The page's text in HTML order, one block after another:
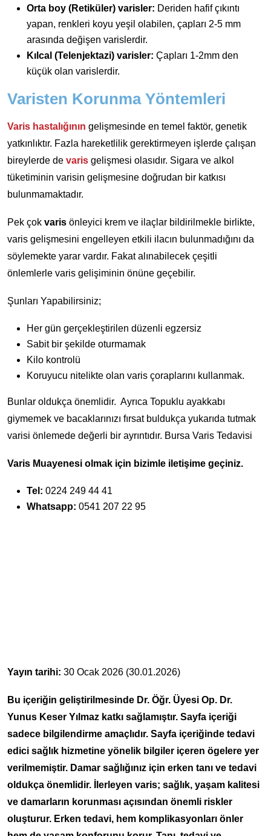
Orta boy (Retiküler) varisler: Deriden hafif çıkıntı
yapan, renkleri koyu yeşil olabilen, çapları 2-5 mm
arasında değişen varislerdir.
Kılcal (Telenjektazi) varisler: Çapları 1-2mm den
küçük olan varislerdir.
Varisten Korunma Yöntemleri
Varis hastalığının gelişmesinde en temel faktör, genetik
yatkınlıktır. Fazla hareketlilik gerektirmeyen işlerde çalışan
bireylerde de varis gelişmesi olasıdır. Sigara ve alkol
tüketiminin varisin gelişmesine doğrudan bir katkısı
bulunmamaktadır.
Pek çok varis önleyici krem ve ilaçlar bildirilmekle birlikte,
varis gelişmesini engelleyen etkili ilacın bulunmadığını da
söylemekte yarar vardır. Fakat alınabilecek çeşitli
önlemlerle varis gelişiminin önüne geçebilir.
Şunları Yapabilirsiniz;
Her gün gerçekleştirilen düzenli egzersiz
Sabit bir şekilde oturmamak
Kilo kontrolü
Koruyucu nitelikte olan varis çoraplarını kullanmak.
Bunlar oldukça önemlidir. Ayrıca Topuklu ayakkabı
giymemek ve bacaklarınızı fırsat buldukça yukarıda tutmak
varisi önlemede değerli bir ayrıntıdır. Bursa Varis Tedavisi
Varis Muayenesi olmak için bizimle iletişime geçiniz.
Tel: 0224 249 44 41
Whatsapp: 0541 207 22 95
Yayın tarihi: 30 Ocak 2026 (30.01.2026)
Bu içeriğin geliştirilmesinde Dr. Öğr. Üyesi Op. Dr.
Yunus Keser Yılmaz katkı sağlamıştır. Sayfa içeriği
sadece bilgilendirme amaçlıdır. Sayfa içeriğinde tedavi
edici sağlık hizmetine yönelik bilgiler içeren ögelere yer
verilmemiştir. Damar sağlığınız için erken tanı ve tedavi
oldukça önemlidir. İlerleyen varis; sağlık, yaşam kalitesi
ve damarların korunması açısından önemli riskler
oluşturur. Erken tedavi, hem komplikasyonları önler